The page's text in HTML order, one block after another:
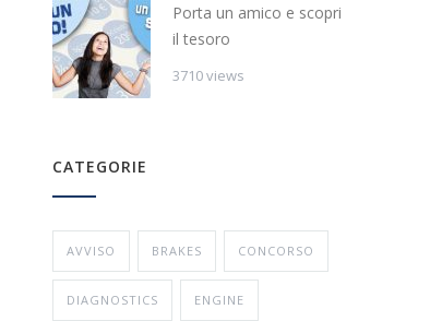
Porta un amico e scopri
il tesoro
3710 views
CATEGORIE
AVVISO BRAKES CONCORSO
DIAGNOSTICS ENGINE